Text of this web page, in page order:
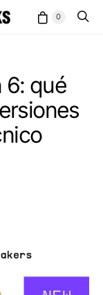
0
6: qué